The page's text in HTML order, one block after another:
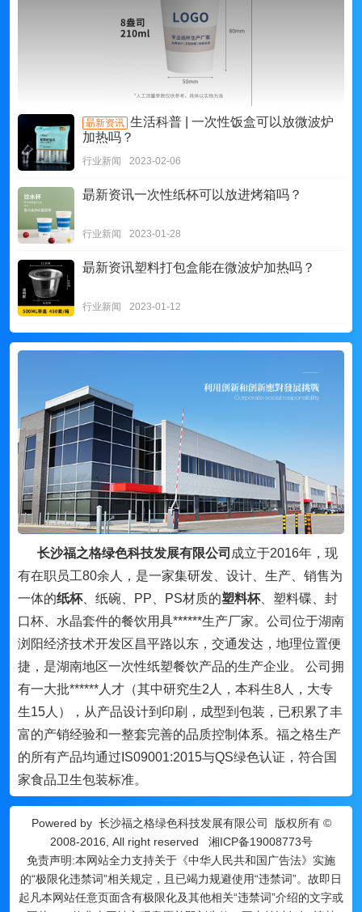
朂新资讯 生活科普 | 一次性饭盒可以放微波炉
加热吗？
行业新闻 2023-02-06
朂新资讯一次性纸杯可以放进烤箱吗？
行业新闻 2023-01-28
朂新资讯塑料打包盒能在微波炉加热吗？
行业新闻 2023-01-12
长沙福之格绿色科技发展有限公司 成立于2016年，现
有在职员工80余人，是一家集研发、设计、生产、销售为
一体的纸杯、纸碗、PP、PS材质的塑料杯、塑料碟、封
口杯、水晶套件的餐饮用具******生产厂家。公司位于湖南
浏阳经济技术开发区昌平路以东，交通发达，地理位置便
捷，是湖南地区一次性纸塑餐饮产品的生产企业。 公司拥
有一大批******人才（其中研究生2人，本科生8人，大专
生15人），从产品设计到印刷，成型到包装，已积累了丰
富的产销经验和一整套完善的品质控制体系。福之格生产
的所有产品均通过IS09001:2015与QS绿色认证，符合国
家食品卫生包装标准。
Powered by 长沙福之格绿色科技发展有限公司
版权所有 ©
2008-2016, All right reserved 湘ICP备19008773号
免责声明:本网站全力支持关于《中华人民共和国广告法》实施
的“极限化违禁词”相关规定，且已竭力规避使用“违禁词”。故即日
起凡本网站任意页面含有极限化及其他相关“违禁词”介绍的文字或